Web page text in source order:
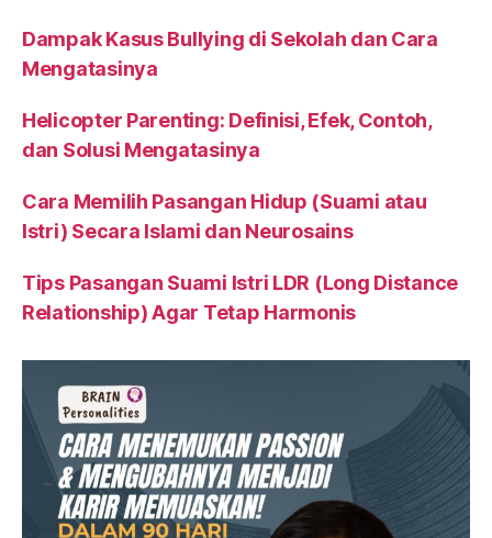
Dampak Kasus Bullying di Sekolah dan Cara
Mengatasinya
Helicopter Parenting: Definisi, Efek, Contoh,
dan Solusi Mengatasinya
Cara Memilih Pasangan Hidup (Suami atau
Istri) Secara Islami dan Neurosains
Tips Pasangan Suami Istri LDR (Long Distance
Relationship) Agar Tetap Harmonis